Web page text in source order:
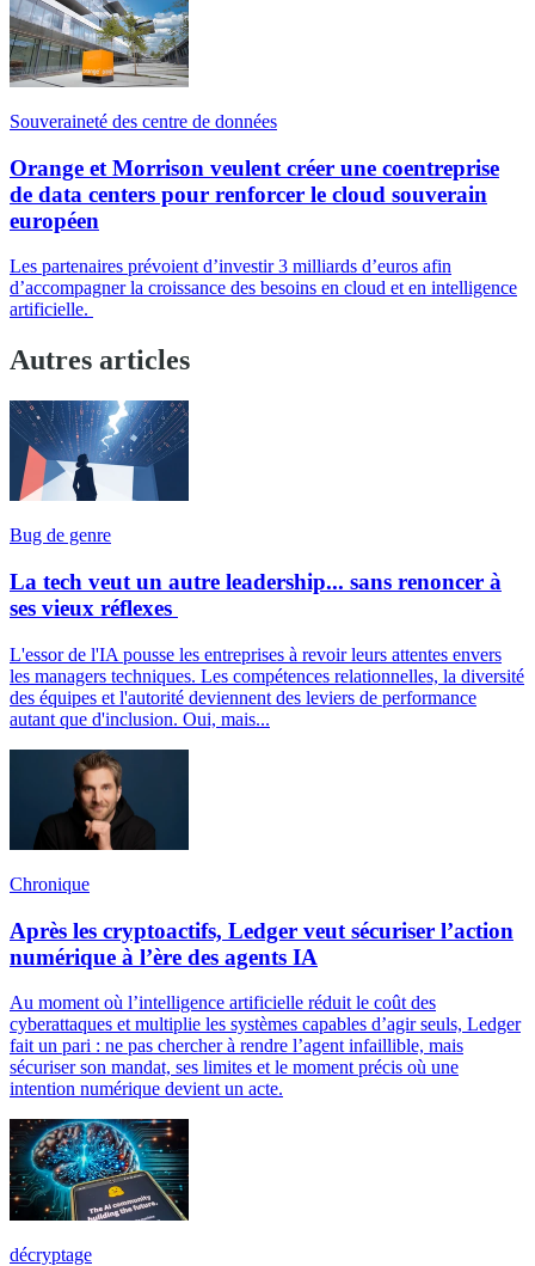
Souveraineté des centre de données
Orange et Morrison veulent créer une coentreprise
de data centers pour renforcer le cloud souverain
européen
Les partenaires prévoient d’investir 3 milliards d’euros afin
d’accompagner la croissance des besoins en cloud et en intelligence
artificielle.
Autres articles
Bug de genre
La tech veut un autre leadership... sans renoncer à
ses vieux réflexes
L'essor de l'IA pousse les entreprises à revoir leurs attentes envers
les managers techniques. Les compétences relationnelles, la diversité
des équipes et l'autorité deviennent des leviers de performance
autant que d'inclusion. Oui, mais...
Chronique
Après les cryptoactifs, Ledger veut sécuriser l’action
numérique à l’ère des agents IA
Au moment où l’intelligence artificielle réduit le coût des
cyberattaques et multiplie les systèmes capables d’agir seuls, Ledger
fait un pari : ne pas chercher à rendre l’agent infaillible, mais
sécuriser son mandat, ses limites et le moment précis où une
intention numérique devient un acte.
décryptage